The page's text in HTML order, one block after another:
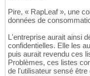
Pire, « RapLeaf », une
données de
L'entreprise aurait ainsi
confidentielles. Elle les
puis aurait revendu ces
Problèmes, ces listes
de l'utilisateur sensé être